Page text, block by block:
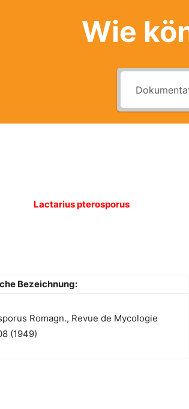
Wie
Lactarius pterosporus
Bezeichnung:
Romagn., Revue de Mycologie
(1949)